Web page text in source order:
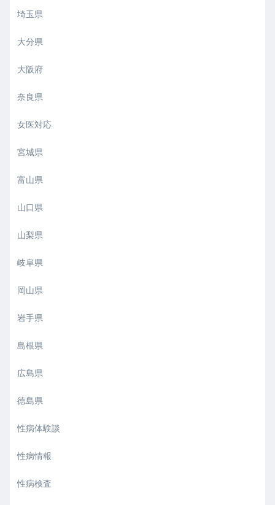
埼玉県
大分県
大阪府
奈良県
女医対応
宮城県
富山県
山口県
山梨県
岐阜県
岡山県
岩手県
島根県
広島県
徳島県
性病体験談
性病情報
性病検査